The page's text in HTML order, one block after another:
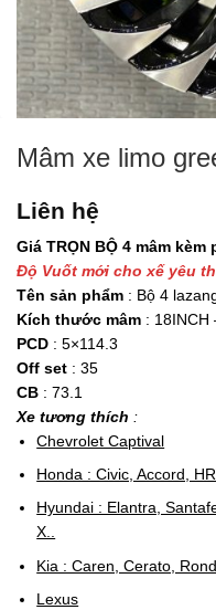
Mâm xe limo
Liên hệ
Giá TRỌN BỘ 4 mâm kèm
Độ Vuốt mới cho xế yêu
Tên sản phẩm : Bộ 4
Kích thước mâm : 18INCH
PCD : 5×114.3
Off set : 35
CB : 73.1
Xe tương thích :
Chevrolet Captival
Honda : Civic, Accord,
Hyundai : Elantra,
X..
Kia : Caren, Cerato,
Lexus